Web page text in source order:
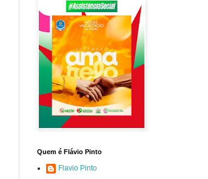
Quem é Flávio Pinto
Flavio Pinto